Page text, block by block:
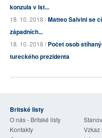
konzula v Ist...
18. 10. 2018 /Matteo Salvini se
západních...
18. 10. 2018 /Počet osob
tureckého prezidenta
Britské listy
O nás - Britské listy
Kontakty
Vzkaz